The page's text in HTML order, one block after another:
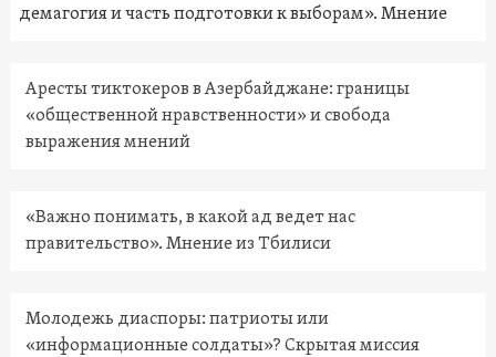
демагогия и часть подготовки к выборам». Мнение
Аресты тиктокеров в Азербайджане: границы
«общественной нравственности» и свобода
выражения мнений
«Важно понимать, в какой ад ведет нас
правительство». Мнение из Тбилиси
Молодежь диаспоры: патриоты или
«информационные солдаты»? Скрытая миссия